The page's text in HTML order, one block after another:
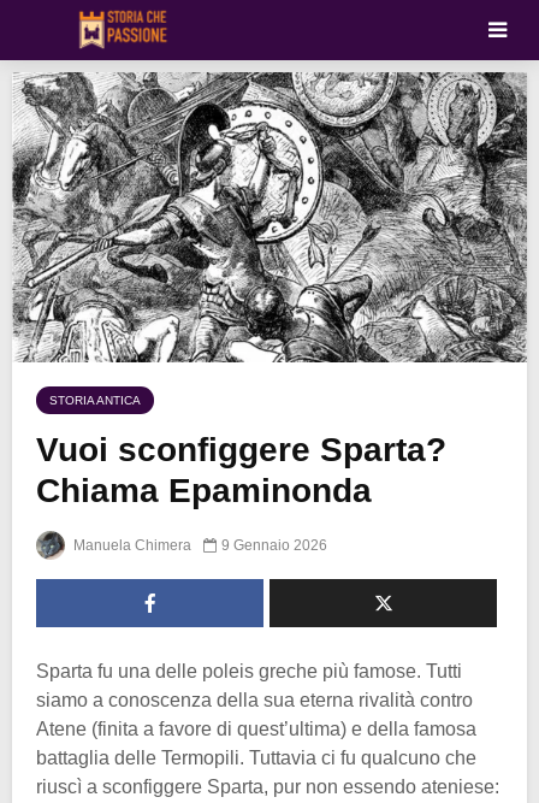
STORIA ANTICA
Vuoi sconfiggere Sparta?
Chiama Epaminonda
Manuela Chimera 9 Gennaio 2026
Sparta fu una delle poleis greche più famose. Tutti
siamo a conoscenza della sua eterna rivalità contro
Atene (finita a favore di quest’ultima) e della famosa
battaglia delle Termopili. Tuttavia ci fu qualcuno che
riuscì a sconfiggere Sparta, pur non essendo ateniese: